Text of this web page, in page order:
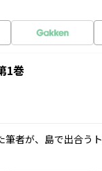
1巻
者が、島で出合う